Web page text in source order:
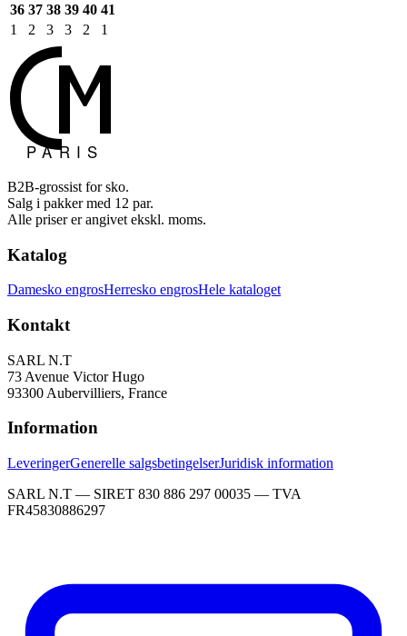
36 37 38 39 40 41
1
2 3 3 2 1
B2B-grossist for sko.
Salg i pakker med 12 par.
Alle priser er angivet ekskl. moms.
Katalog
Damesko engrosHerresko engrosHele kataloget
Kontakt
SARL N.T
73 Avenue Victor Hugo
93300 Aubervilliers, France
Information
LeveringerGenerelle salgsbetingelserJuridisk information
SARL N.T — SIRET 830 886 297 00035 — TVA
FR45830886297